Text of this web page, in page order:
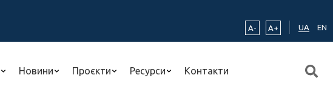
A-
A+ UA EN
Новини Проєкти Ресурси Контакти